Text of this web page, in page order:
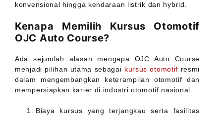
konvensional hingga kendaraan listrik dan hybrid.
Kenapa Memilih Kursus Otomotif
OJC Auto Course?
Ada sejumlah alasan mengapa OJC Auto Course
menjadi pilihan utama sebagai kursus otomotif resmi
dalam mengembangkan keterampilan otomotif dan
mempersiapkan karier di industri otomotif nasional.
Biaya kursus yang terjangkau serta fasilitas